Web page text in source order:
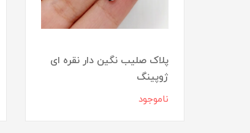
پلاک صلیب نگین دار نقره ای
ژوپینگ
ناموجود